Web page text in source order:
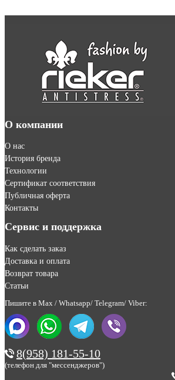
О компании
О нас
История бренда
Технологии
Сертификат соответствия
Публичная оферта
Контакты
Сервис и поддержка
Как сделать заказ
Доставка и оплата
Возврат товара
Статьи
Пишите в Max / Whatsapp/ Telegram/ Viber:
8(958) 181-55-10
(телефон для "мессенджеров")